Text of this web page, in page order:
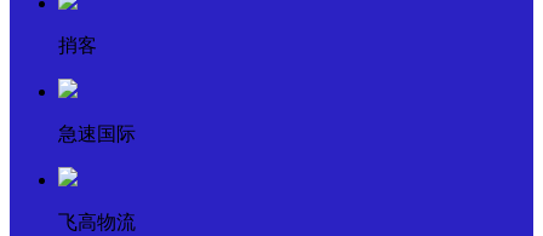
捎客
急速国际
飞高物流